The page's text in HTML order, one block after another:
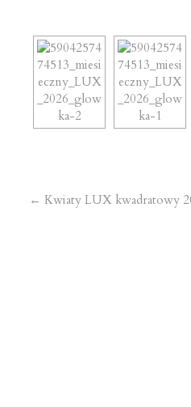
Post
← Kwiaty LUX kwadratowy